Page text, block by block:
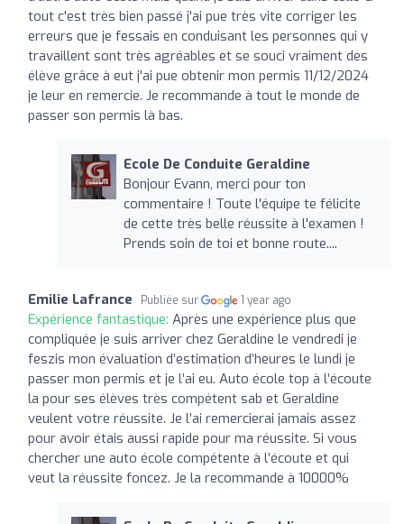
tout c'est très bien passé j'ai pue très vite corriger les
erreurs que je fessais en conduisant les personnes qui y
travaillent sont très agréables et se souci vraiment des
élève grâce à eut j'ai pue obtenir mon permis 11/12/2024
je leur en remercie. Je recommande à tout le monde de
passer son permis là bas.
Ecole De Conduite Geraldine
Bonjour Evann, merci pour ton
commentaire ! Toute l'équipe te félicite
de cette très belle réussite à l'examen !
Prends soin de toi et bonne route....
Emilie Lafrance Publiée sur 1 year ago
Expérience fantastique: Après une expérience plus que
compliquée je suis arriver chez Geraldine le vendredi je
feszis mon évaluation d’estimation d’heures le lundi je
passer mon permis et je l’ai eu. Auto école top à l’écoute
la pour ses élèves très compétent sab et Geraldine
veulent votre réussite. Je l’ai remercierai jamais assez
pour avoir étais aussi rapide pour ma réussite. Si vous
chercher une auto école compétente à l’écoute et qui
veut la réussite foncez. Je la recommande à 10000%